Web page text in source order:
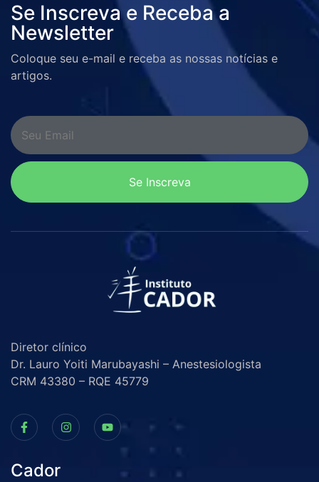
Se Inscreva e Receba a
Newsletter
Coloque seu e-mail e receba as nossas notícias e
artigos.
Se Inscreva
Diretor clínico
Dr. Lauro Yoiti Marubayashi – Anestesiologista
CRM 43380 – RQE 45779
Cador